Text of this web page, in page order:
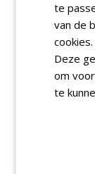
te
van de
cookies.
Deze
om
te